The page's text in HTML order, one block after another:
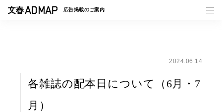
広告掲載のご案内
事例一覧
2024.06.14
各雑誌の配本日について（6月・7
月）